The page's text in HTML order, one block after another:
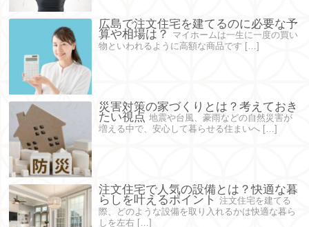
広島で注文住宅を建てるのに必要な予
算や相場は？
マイホームは一生に一度の買い
物といわれるように高額な商品です […]
災害対策の家づくりとは？考えておき
たい視点 地震や台風、豪雨などの自然災害が
増える中で、安心して暮らせる住まいへ […]
注文住宅で人気の設備とは？快適な暮
らしを叶えるポイント
注文住宅を建てる
際、どのような設備を取り入れるかは快適な暮ら
しを左右 […]